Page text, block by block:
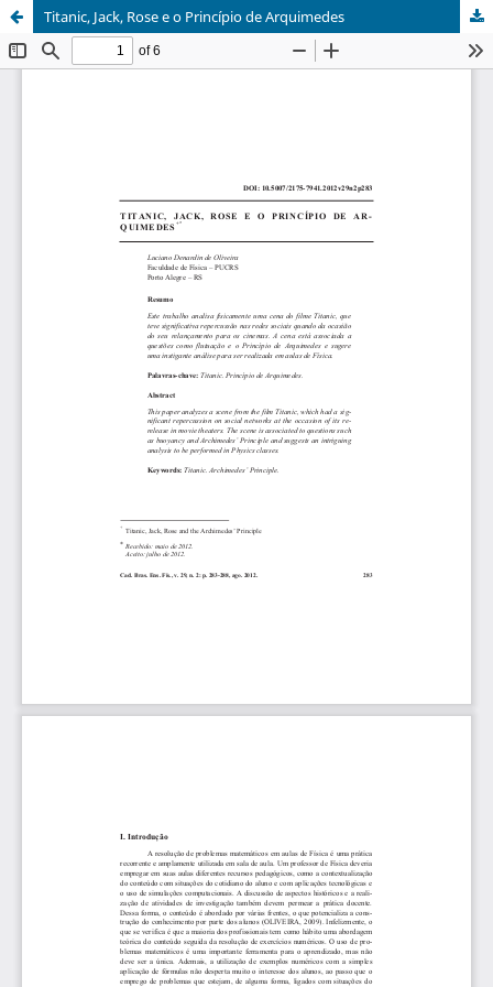
Titanic, Jack, Rose e o Princípio de Arquimedes